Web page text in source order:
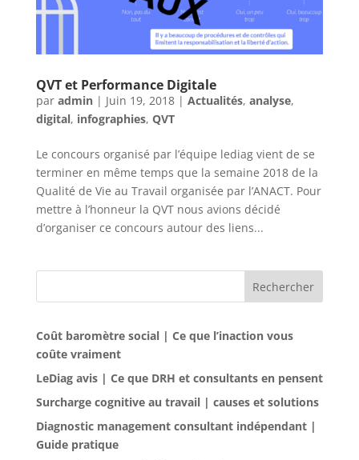
QVT et Performance Digitale
par admin| Juin 19, 2018| Actualités, analyse,
digital, infographies, QVT
Le concours organisé par l’équipe lediag vient de se
terminer en même temps que la semaine 2018 de la
Qualité de Vie au Travail organisée par l’ANACT. Pour
mettre à l’honneur la QVT nous avions décidé
d’organiser ce concours autour des liens...
Rechercher
Coût baromètre social | Ce que l’inaction vous
coûte vraiment
LeDiag avis | Ce que DRH et consultants en pensent
Surcharge cognitive au travail | causes et solutions
Diagnostic management consultant indépendant |
Guide pratique